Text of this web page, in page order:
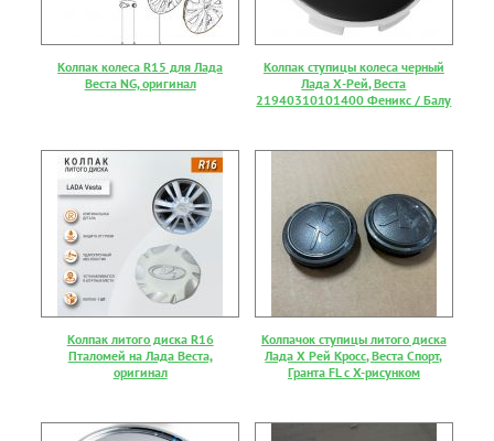
Колпак колеса R15 для Лада
Веста NG, оригинал
Колпак ступицы колеса черный
Лада Х-Рей, Веста
21940310101400 Феникс / Балу
Колпак литого диска R16
Пталомей на Лада Веста,
оригинал
Колпачок ступицы литого диска
Лада Х Рей Кросс, Веста Спорт,
Гранта FL с X-рисунком